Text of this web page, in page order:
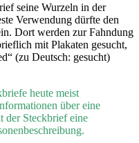
seine Wurzeln in der
Verwendung dürfte den
Dort werden zur Fahndung
mit Plakaten gesucht,
(zu Deutsch: gesucht)
heute meist
über eine
der Steckbrief eine